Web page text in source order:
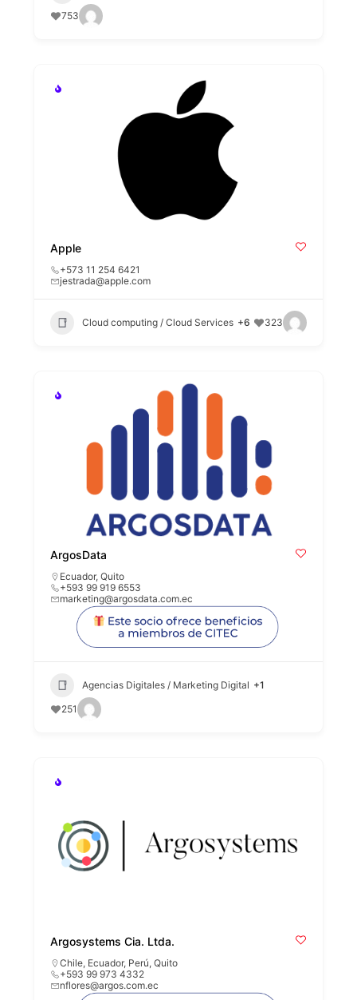
753
Apple
+573 11 254 6421
jestrada@apple.com
Cloud computing / Cloud Services +6 323
ArgosData
Ecuador,Quito
+593 99 919 6553
marketing@argosdata.com.ec
Agencias Digitales / Marketing Digital +1
251
Argosystems Cia. Ltda.
Chile, Ecuador, Perú,Quito
+593 99 973 4332
nflores@argos.com.ec